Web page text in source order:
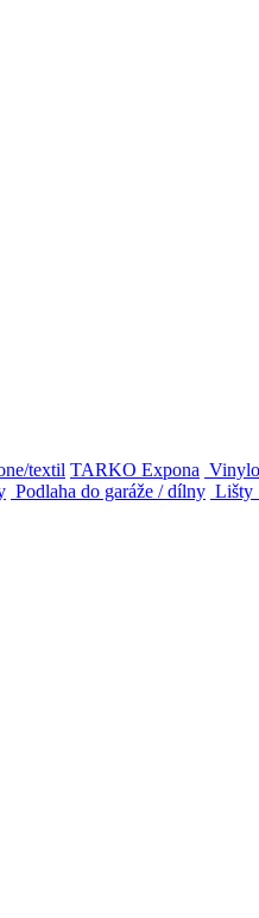
textil TARKO Expona
Podlaha do garáže / dílny Lišty